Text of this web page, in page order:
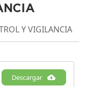
Y VIGILANCIA
Descargar